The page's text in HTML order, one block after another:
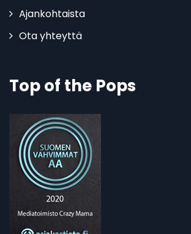
Ajankohtaista
Ota yhteyttä
Top of the Pops